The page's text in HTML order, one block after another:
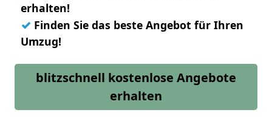
erhalten!
✓ Finden Sie das beste Angebot für Ihren
Umzug!
blitzschnell kostenlose Angebote
erhalten